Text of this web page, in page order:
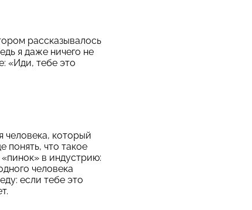
рассказывалось
я даже ничего не
«Иди, тебе это
человека, который
понять, что такое
«пинок» в индустрию:
человека
если тебе это